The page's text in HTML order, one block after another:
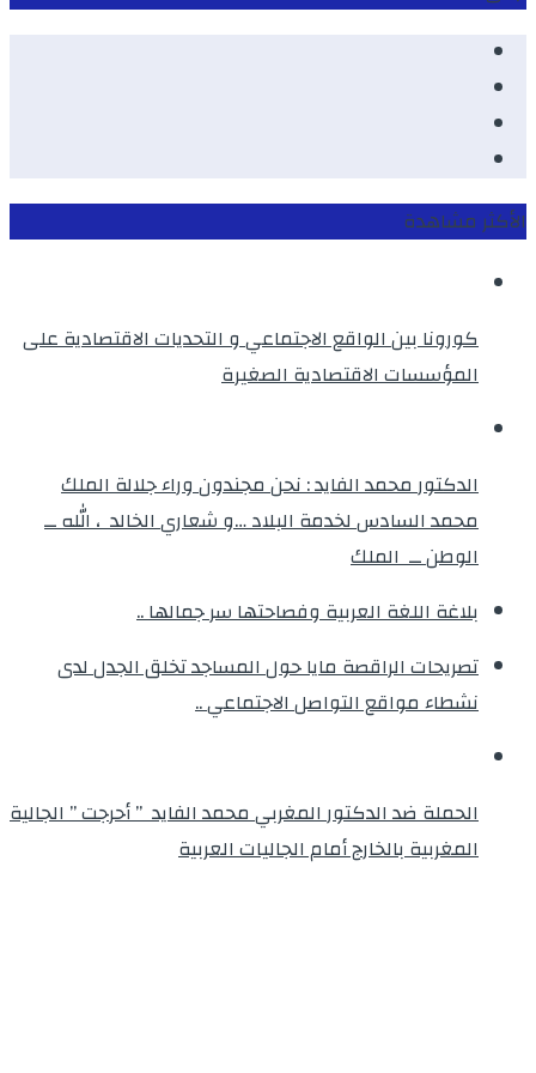
الأكثر مشاهدة
كورونا بين الواقع الاجتماعي و التحديات الاقتصادية على
المؤسسات الاقتصادية الصغيرة
الدكتور محمد الفايد : نحن مجندون وراء جلالة الملك
محمد السادس لخدمة البلاد …و شعاري الخالد ، الله ــ
الوطن ــ الملك
بلاغة اللغة العربية وفصاحتها سر جمالها ..
تصريحات الراقصة مايا حول المساجد تخلق الجدل لدى
نشطاء مواقع التواصل الاجتماعي ..
الحملة ضد الدكتور المغربي محمد الفايد ” أحرجت ” الجالية
المغربية بالخارج أمام الجاليات العربية